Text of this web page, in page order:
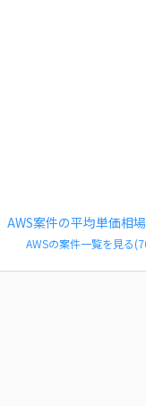
AWS案件の平均単価相
AWSの案件一覧を見る(